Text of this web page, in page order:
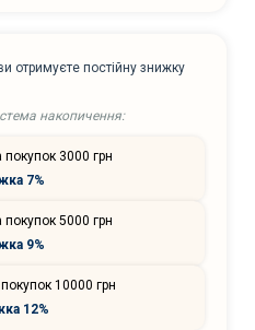
отримуєте постійну знижку
накопичення:
3000 грн
7%
5000 грн
9%
10000 грн
12%